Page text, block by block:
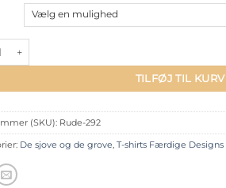
TILFØJ TIL KURV
(SKU): Rude-292
De sjove og de grove T-shirts Færdige Designs